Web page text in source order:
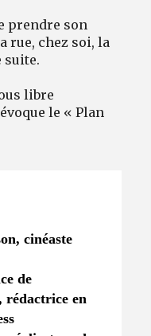
prendre son
rue, chez soi, la
suite.
libre
le « Plan
, cinéaste
de
rédactrice en